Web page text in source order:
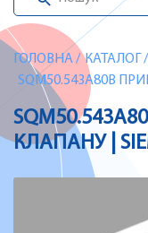
ГОЛОВНА/ КАТАЛОГ /
SQM50.543A80B
КЛАПАНУ |